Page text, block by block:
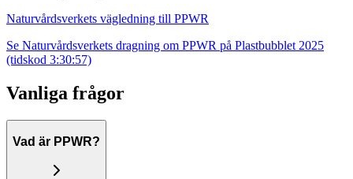
Naturvårdsverkets vägledning till PPWR
Se Naturvårdsverkets dragning om PPWR på Plastbubblet 2025
(tidskod 3:30:57)
Vanliga frågor
Vad är PPWR?